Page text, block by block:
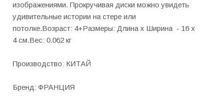
изображениями. Прокручивая диски можно увидеть
удивительные истории на стере или
потолке.Возраст: 4+Размеры: Длина х Ширина - 16 х
4 см.Вес: 0.062 кг
Производство: КИТАЙ
Бренд: ФРАНЦИЯ